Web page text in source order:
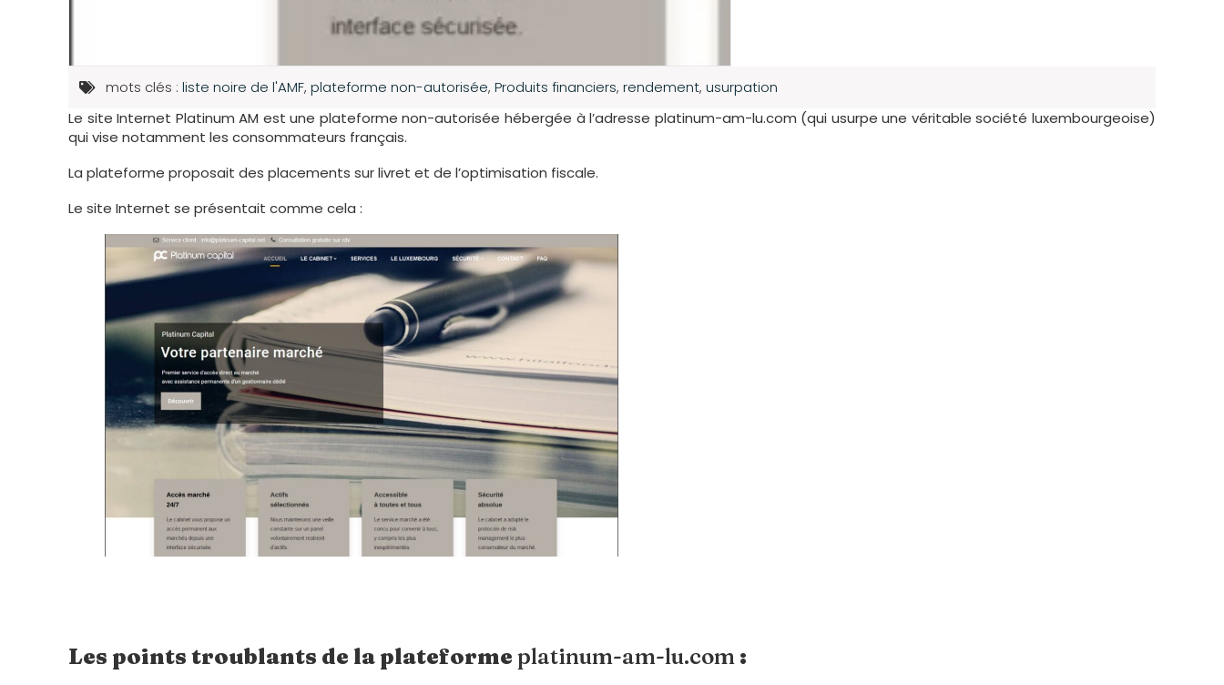
mots clés : liste noire de l'AMF, plateforme non-autorisée, Produits financiers, rendement, usurpation
Le site Internet Platinum AM est une plateforme non-autorisée hébergée à l’adresse platinum-am-lu.com (qui usurpe une véritable société luxembourgeoise)
qui vise notamment les consommateurs français.
La plateforme proposait des placements sur livret et de l’optimisation fiscale.
Le site Internet se présentait comme cela :
Les points troublants de la plateforme platinum-am-lu.com :